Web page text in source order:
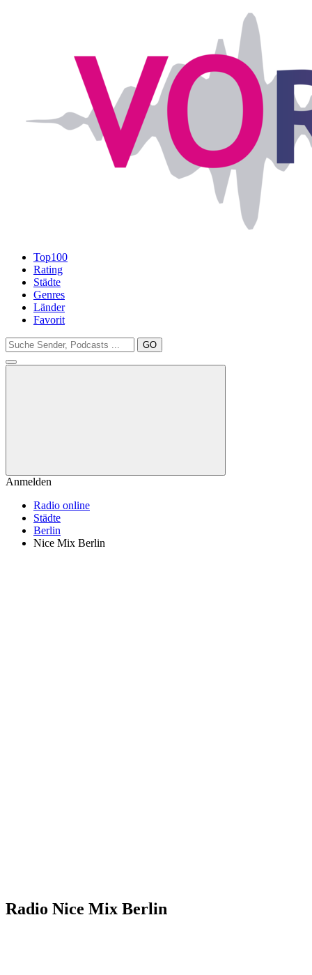
Top100
Rating
Städte
Genres
Länder
Favorit
GO
Anmelden
Radio online
Städte
Berlin
Nice Mix Berlin
Radio Nice Mix Berlin